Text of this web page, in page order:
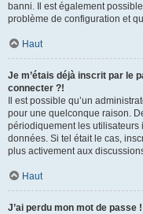
banni. Il est également
problème de configuration et
Haut
Je m’étais déjà inscrit par le
connecter ?!
Il est possible qu’un
pour une quelconque raison.
périodiquement les utilisateurs
données. Si tel était le cas,
plus activement aux
Haut
J’ai perdu mon mot de passe !